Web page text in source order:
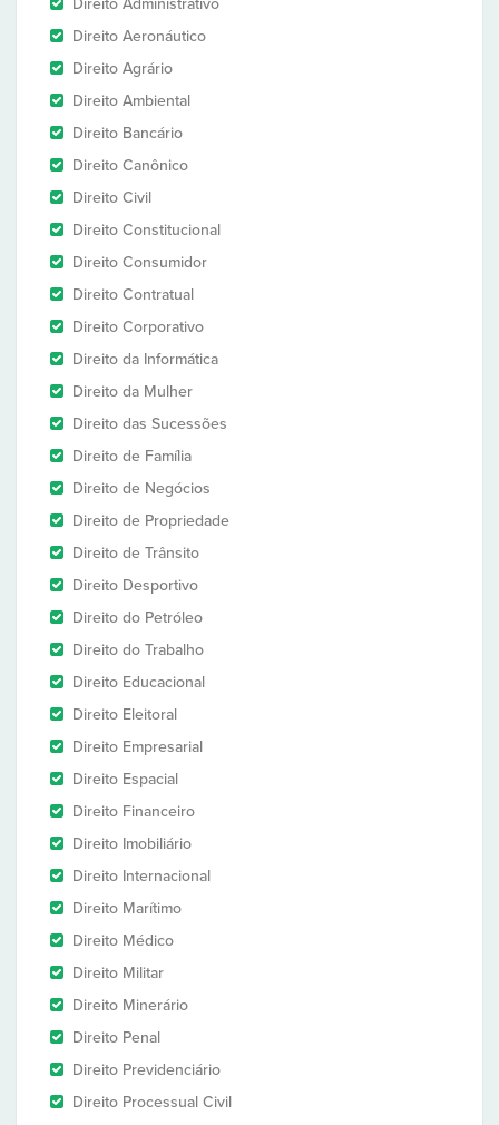
Direito Administrativo
Direito Aeronáutico
Direito Agrário
Direito Ambiental
Direito Bancário
Direito Canônico
Direito Civil
Direito Constitucional
Direito Consumidor
Direito Contratual
Direito Corporativo
Direito da Informática
Direito da Mulher
Direito das Sucessões
Direito de Família
Direito de Negócios
Direito de Propriedade
Direito de Trânsito
Direito Desportivo
Direito do Petróleo
Direito do Trabalho
Direito Educacional
Direito Eleitoral
Direito Empresarial
Direito Espacial
Direito Financeiro
Direito Imobiliário
Direito Internacional
Direito Marítimo
Direito Médico
Direito Militar
Direito Minerário
Direito Penal
Direito Previdenciário
Direito Processual Civil